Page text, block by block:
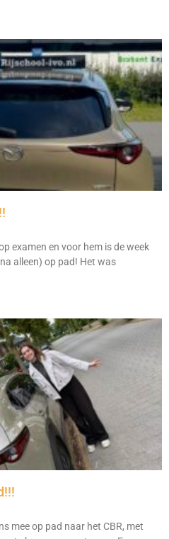
examen en voor hem is de week
alleen) op pad! Het was
mee op pad naar het CBR, met